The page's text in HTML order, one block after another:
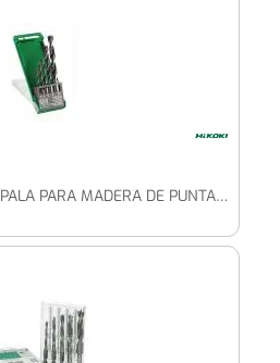
JUEGO DE BROCAS DE PALA PARA MADERA DE PUNTA DE ESPIGA (5 PIEZAS) 4/5/6/8/10 MM